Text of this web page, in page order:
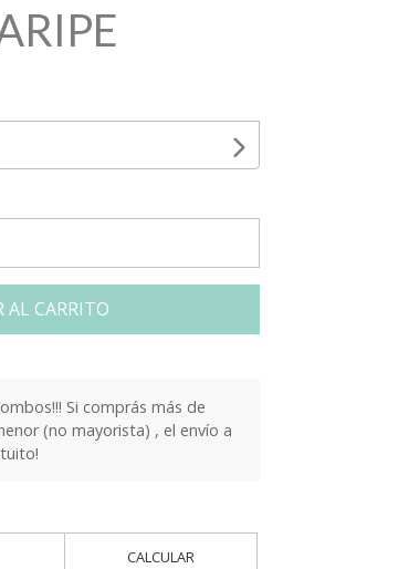
AL CARRITO
Si comprás más de
(no mayorista) , el envío a
CALCULAR